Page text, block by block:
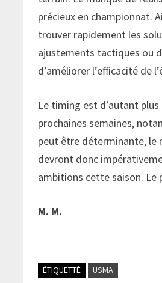
précieux en championnat.
trouver rapidement les
ajustements tactiques ou
d’améliorer l’efficacité de
Le timing est d’autant
prochaines semaines,
peut être déterminante, le
devront donc
ambitions cette saison. Le
M. M.
ÉTIQUETTÉ USMA